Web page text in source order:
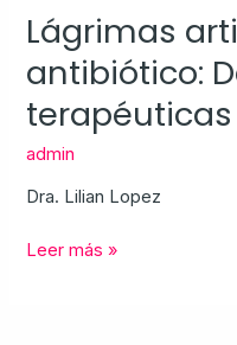
Lágrimas
antibiótico:
terapéuticas
admin
Dra. Lilian Lopez
Lágrimas
artificiales
vs
un
antibiótico:
Decisiones
terapéuticas
Leer más »